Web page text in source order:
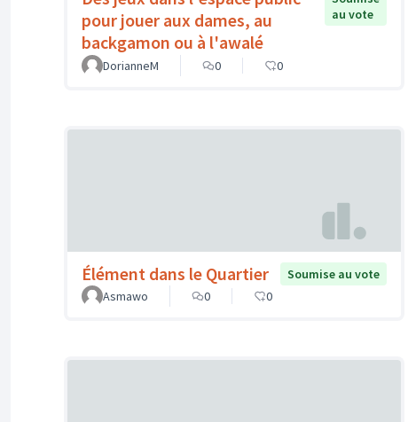
pour jouer aux dames, au
backgamon ou à l'awalé
au vote
DorianneM 0 0
Élément dans le Quartier
Soumise au vote
Asmawo
0 0